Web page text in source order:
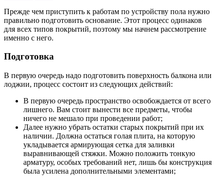
Прежде чем приступить к работам по устройству пола нужно
правильно подготовить основание. Этот процесс одинаков
для всех типов покрытий, поэтому мы начнем рассмотрение
именно с него.
Подготовка
В первую очередь надо подготовить поверхность балкона или
лоджии, процесс состоит из следующих действий:
В первую очередь пространство освобождается от всего
лишнего. Вам стоит вынести все предметы, чтобы
ничего не мешало при проведении работ;
Далее нужно убрать остатки старых покрытий при их
наличии. Должна остаться голая плита, на которую
укладывается армирующая сетка для заливки
выравнивающей стяжки. Можно положить тонкую
арматуру, особых требований нет, лишь бы конструкция
была усилена дополнительными элементами;